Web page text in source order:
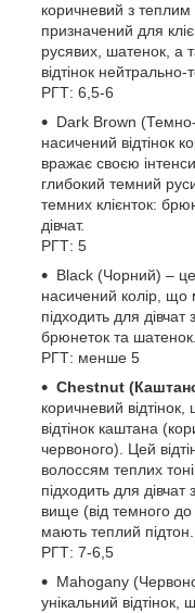
коричневий з теплим
призначений для
русявих, шатенок, а
відтінок нейтрально-
РГТ: 6,5-6
Dark Brown
насичений відтінок
вражає своєю
глибокий темний
темних клієнток:
дівчат.
РГТ: 5
Black (Чорний) –
насичений колір, що
підходить для
брюнеток та шатенок.
РГТ: менше 5
Chestnut
коричневий
відтінок каштана
червоного). Цей
волоссям теплих
підходить для дівчат
вище (від темного
мають теплий підтон.
РГТ: 7-6,5
Mahogany
унікальний